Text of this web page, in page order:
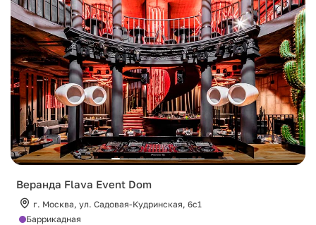
Веранда Flava Event Dom
г. Москва, ул. Садовая-Кудринская, 6с1
Баррикадная